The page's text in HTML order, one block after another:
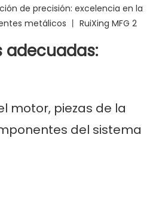
adecuadas:
motor, piezas de la
del sistema